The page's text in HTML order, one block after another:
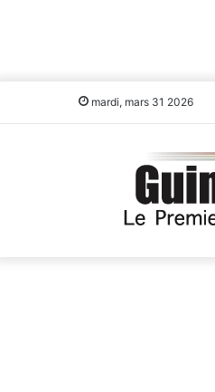
mardi, mars 31 2026